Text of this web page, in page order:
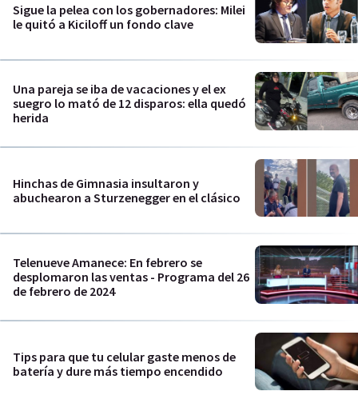
Sigue la pelea con los gobernadores: Milei
le quitó a Kiciloff un fondo clave
Una pareja se iba de vacaciones y el ex
suegro lo mató de 12 disparos: ella quedó
herida
Hinchas de Gimnasia insultaron y
abuchearon a Sturzenegger en el clásico
Telenueve Amanece: En febrero se
desplomaron las ventas - Programa del 26
de febrero de 2024
Tips para que tu celular gaste menos de
batería y dure más tiempo encendido